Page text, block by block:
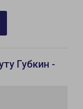
Губкин -